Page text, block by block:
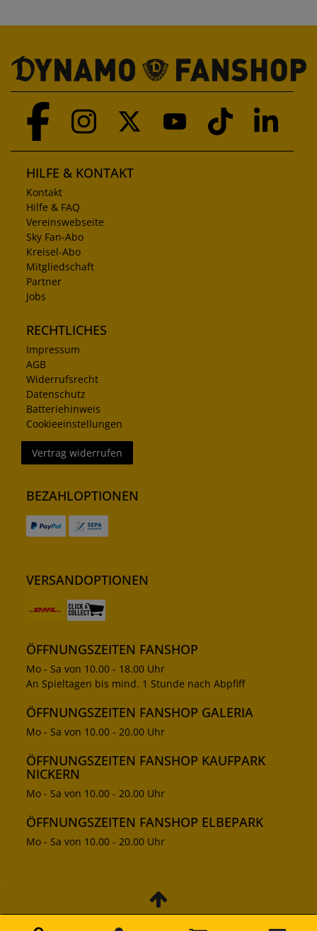
HILFE & KONTAKT
Kontakt
Hilfe & FAQ
Vereinswebseite
Sky Fan-Abo
Kreisel-Abo
Mitgliedschaft
Partner
Jobs
RECHTLICHES
Impressum
AGB
Widerrufsrecht
Datenschutz
Batteriehinweis
Cookieeinstellungen
Vertrag widerrufen
BEZAHLOPTIONEN
VERSANDOPTIONEN
ÖFFNUNGSZEITEN FANSHOP
Mo - Sa von 10.00 - 18.00 Uhr
An Spieltagen bis mind. 1 Stunde nach Abpfiff
ÖFFNUNGSZEITEN FANSHOP GALERIA
Mo - Sa von 10.00 - 20.00 Uhr
ÖFFNUNGSZEITEN FANSHOP KAUFPARK
NICKERN
Mo - Sa von 10.00 - 20.00 Uhr
ÖFFNUNGSZEITEN FANSHOP ELBEPARK
Mo - Sa von 10.00 - 20.00 Uhr